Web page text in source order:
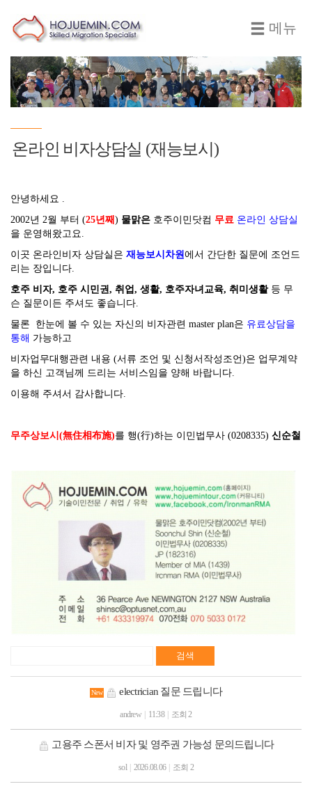
메뉴
온라인 비자상담실 (재능보시)
안녕하세요 .
2002년 2월 부터 (25년째 ) 물맑은 호주이민닷컴 무료 온라인 상담실
을 운영해왔고요.
이곳 온라인비자 상담실은 재능보시차원에서 간단한 질문에 조언드
리는 장입니다.
호주 비자, 호주 시민권, 취업, 생활, 호주자녀교육, 취미생활등 무
슨 질문이든 주셔도 좋습니다.
물론 한눈에 볼 수 있는 자신의 비자관련 master plan은 유료상담을
통해 가능하고
비자업무대행관련 내용 (서류 조언 및 신청서작성조언)은 업무계약
을 하신 고객님께 드리는 서비스임을 양해 바랍니다.
이용해 주셔서 감사합니다.
무주상보시(無住相布施)를 행(行)하는 이민법무사 (0208335) 신순철
검색
New electrician 질문 드립니다
andrew 11:38 조회 2
고용주 스폰서 비자 및 영주권 가능성 문의드립니다
sol 2026.08.06 조회 2